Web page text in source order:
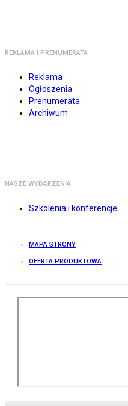
REKLAMA I PRENUMERATA
Reklama
Ogłoszenia
Prenumerata
Archiwum
NASZE WYDARZENIA
Szkolenia i konferencje
MAPA STRONY
OFERTA PRODUKTOWA